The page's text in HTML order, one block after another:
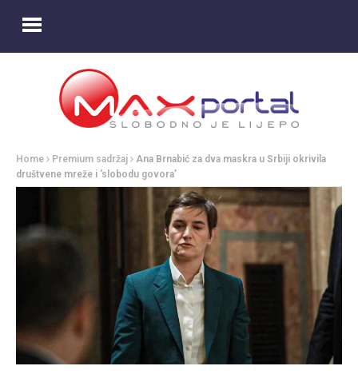
Home Premium sadržaj
Ana Brnabić za dva maskra u Srbiji okrivila
društvene mreže i ‘slobodu govora’